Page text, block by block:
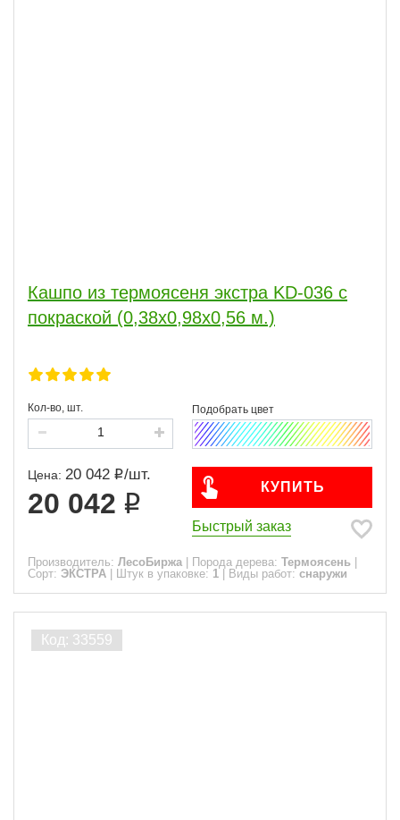
Кашпо из термоясеня экстра KD-036 с
покраской (0,38х0,98х0,56 м.)
Кол-во, шт.
Цена: 20 042 /шт.
20 042
КУПИТЬ
Быстрый заказ
Производитель: ЛесоБиржа Порода дерева: Термоясень
Сорт: ЭКСТРА Штук в упаковке: 1 Виды работ: снаружи